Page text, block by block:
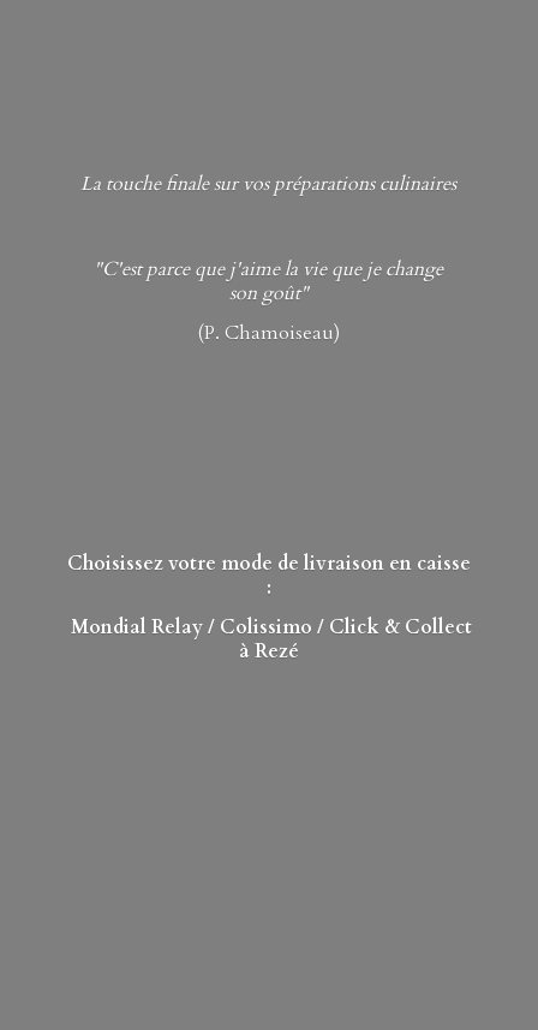
La touche finale sur vos préparations culinaires
"C'est parce que j'aime la vie que je change
son goût"
(P. Chamoiseau)
Choisissez votre mode de livraison en caisse
:
Mondial Relay/ Colissimo / Click & Collect
à Rezé